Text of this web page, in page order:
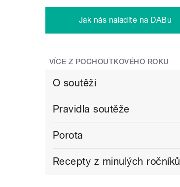
Jak nás naladíte na DABu
VÍCE Z POCHOUTKOVÉHO ROKU
O soutěži
Pravidla soutěže
Porota
Recepty z minulých ročníků